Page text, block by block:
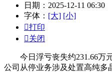
日期：2025-12-11 06:30
字体： [大] [小]
打印
关闭
今日浮亏丧失约231.66万元
公司从停业务涉及处置高纯多